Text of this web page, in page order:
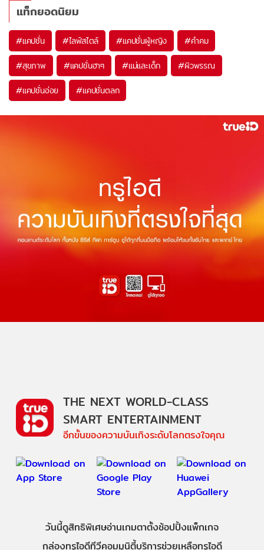
แท็กยอดนิยม
#แคปชั่น #ไลฟ์สไตล์ #แคปชั่นผู้หญิง #คำคม
#สุขภาพ #แคปชั่นฮาๆ #แม่และเด็ก #ผิวพรรณ
#แคปชั่นอ่อย #แคปชั่นตลก
THE NEXT WORLD-CLASS
SMART ENTERTAINMENT
อีกขั้นของความบันเทิงระดับโลกตรงใจคุณ
วันนี้ดูสิทธิพิเศษอ่านเกมตาตั้งช้อปปิ้งแพ็กเกจ
กล่องทรูไอดีทีวีคอมมูนิตี้บริการช่วยเหลือทรูไอดี